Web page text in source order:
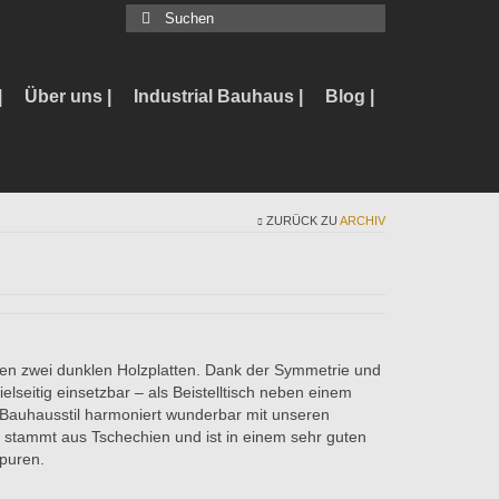
Suchen
nach:
Über uns | Industrial Bauhaus | Blog |
ZURÜCK ZU ARCHIV
zwei dunklen Holzplatten. Dank der Symmetrie und
einsetzbar – als Beistelltisch neben einem
harmoniert wunderbar mit unseren
aus Tschechien und ist in einem sehr guten